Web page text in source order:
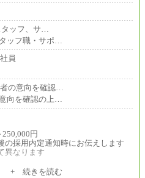
タッフ、サ…
ッフ職・サポ…
員
の意向を確認…
向を確認の上…
円
の採用内定通知時にお伝えします
異なります
+ 続きを読む